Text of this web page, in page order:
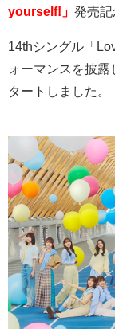
yourself!」 発売記
14thシングル「
ォーマンスを披露
タートしました。